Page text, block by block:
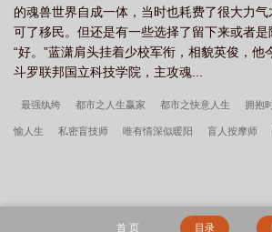
的魂兽世界自成一体，当时也耗费了很大力
可了移民。但还是有一些选择了留下来或者是
“好。”蓝潇肩头挂着少校军衔，相貌英俊，他
斗罗联邦国立科技学院，主攻魂...
最强纨绔 都市之人生赢家 都市之快意人生 拥抱
愉人生 私密盲技师 唯有情深似暖阳 盲人按摩师
首 页 目录